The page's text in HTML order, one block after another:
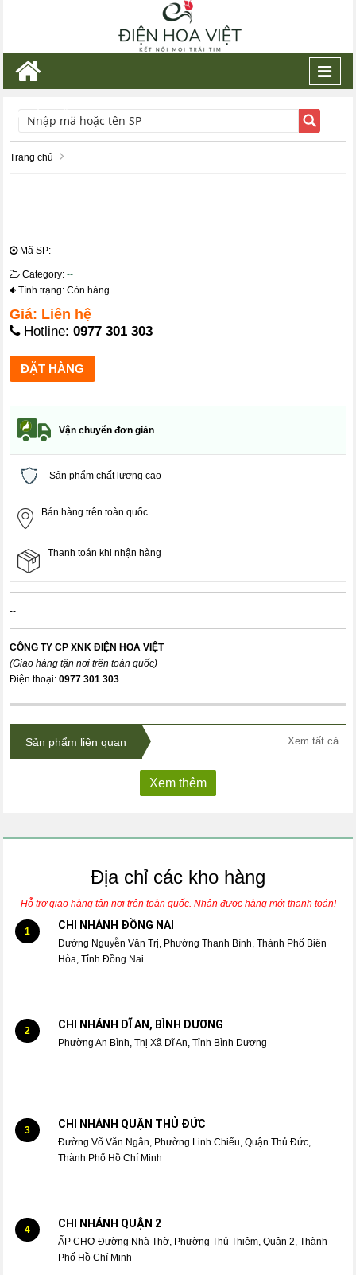
TÌM KIẾM
Trang chủ
Mã SP:
Category:--
Tình trạng: Còn hàng
Giá: Liên hệ
Hotline:0977 301 303
Vận chuyển đơn giản
Sản phẩm chất lượng cao
Bán hàng trên toàn quốc
Thanh toán khi nhận hàng
--
CÔNG TY CP XNK ĐIỆN HOA VIỆT
(Giao hàng tận nơi trên toàn quốc)
Điện thoại:0977 301 303
Sản phẩm liên quan Xem tất cả
Xem thêm
Địa chỉ các kho hàng
Hỗ trợ giao hàng tận nơi trên toàn quốc. Nhận được hàng mới thanh toán!
1 CHI NHÁNH ĐỒNG NAI
Đường Nguyễn Văn Trị, Phường Thanh Bình, Thành Phố Biên
Hòa, Tỉnh Đồng Nai
2 CHI NHÁNH DĨ AN, BÌNH DƯƠNG
Phường An Bình, Thị Xã Dĩ An, Tỉnh Bình Dương
3 CHI NHÁNH QUẬN THỦ ĐỨC
Đường Võ Văn Ngân, Phường Linh Chiểu, Quận Thủ Đức,
Thành Phố Hồ Chí Minh
4 CHI NHÁNH QUẬN 2
ẤP CHỢ Đường Nhà Thờ, Phường Thủ Thiêm, Quận 2, Thành
Phố Hồ Chí Minh